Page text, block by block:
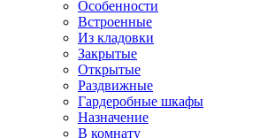
Особенности
Встроенные
Из кладовки
Закрытые
Открытые
Раздвижные
Гардеробные шкафы
Назначение
В комнату